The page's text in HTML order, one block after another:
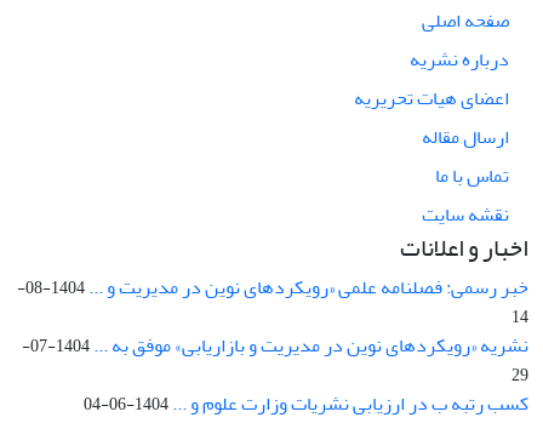
صفحه اصلی
درباره نشریه
اعضای هیات تحریریه
ارسال مقاله
تماس با ما
نقشه سایت
اخبار و اعلانات
خبر رسمی: فصلنامه علمی «رویکردهای نوین در مدیریت و ...
1404-08-
14
نشریه «رویکردهای نوین در مدیریت و بازاریابی» موفق به ...
1404-07-
29
کسب رتبه ب در ارزیابی نشریات وزارت علوم و ...1404-06-04